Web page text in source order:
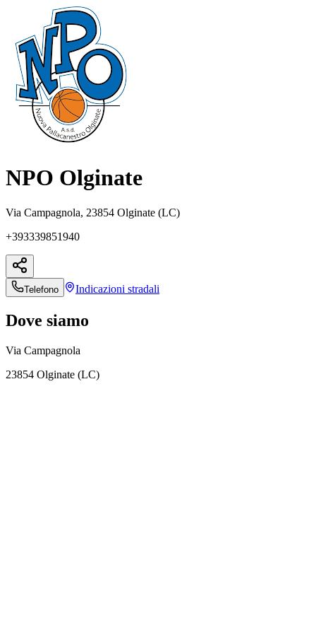
NPO Olginate
Via Campagnola, 23854 Olginate (LC)
+393339851940
Telefono Indicazioni stradali
Dove siamo
Via Campagnola
23854 Olginate (LC)